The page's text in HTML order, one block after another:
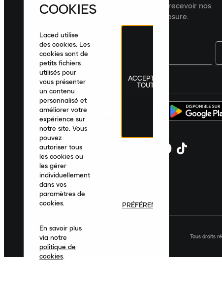
dernières nouveautés, collections et recevoir nos
recommandations de produits sur mesure.
France|Français
Tous droits
COOKIES
Laced utilise
des cookies. Les
cookies sont de
petits fichiers
utilisés pour
vous présenter
un contenu
personnalisé et
améliorer votre
expérience sur
notre site. Vous
pouvez
autoriser tous
les cookies ou
les gérer
individuellement
dans vos
paramètres de
cookies.
En savoir plus
via notre
politique de
cookies.
ACCEPTER
TOUT
PRÉFÉRENCES